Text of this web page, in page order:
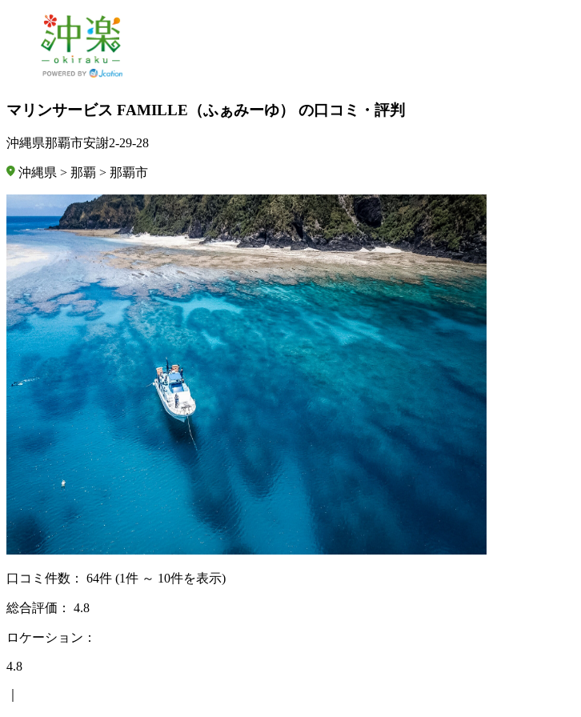
マリンサービス FAMILLE（ふぁみーゆ） の口コミ・評判
沖縄県那覇市安謝2-29-28
沖縄県 > 那覇 > 那覇市
口コミ件数： 64件 (1件 ～ 10件を表示)
総合評価： 4.8
ロケーション：
4.8